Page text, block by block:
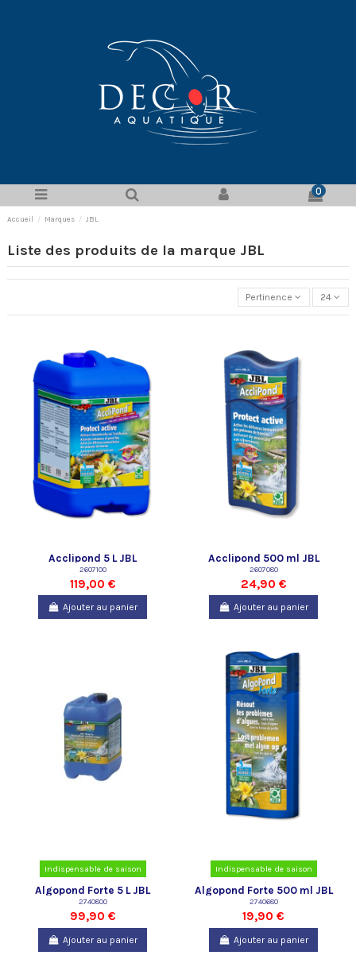
0
Accueil Marques JBL
Liste des produits de la marque JBL
Pertinence 24
Acclipond 5 L JBL
2607100
119,00 €
Ajouter au panier
Acclipond 500 ml JBL
2607080
24,90 €
Ajouter au panier
Indispensable de saison
Algopond Forte 5 L JBL
2740800
99,90 €
Ajouter au panier
Indispensable de saison
Algopond Forte 500 ml JBL
2740680
19,90 €
Ajouter au panier